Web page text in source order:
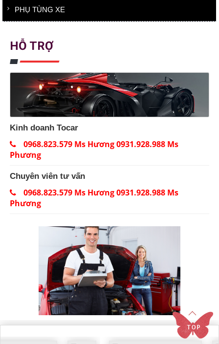
PHỤ TÙNG XE
HỖ TRỢ
Kinh doanh Tocar
0968.823.579 Ms Hương 0931.928.988 Ms
Phương
Chuyên viên tư vấn
0968.823.579 Ms Hương 0931.928.988 Ms
Phương